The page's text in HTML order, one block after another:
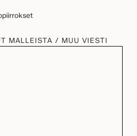
MALLEISTA / MUU VIESTI